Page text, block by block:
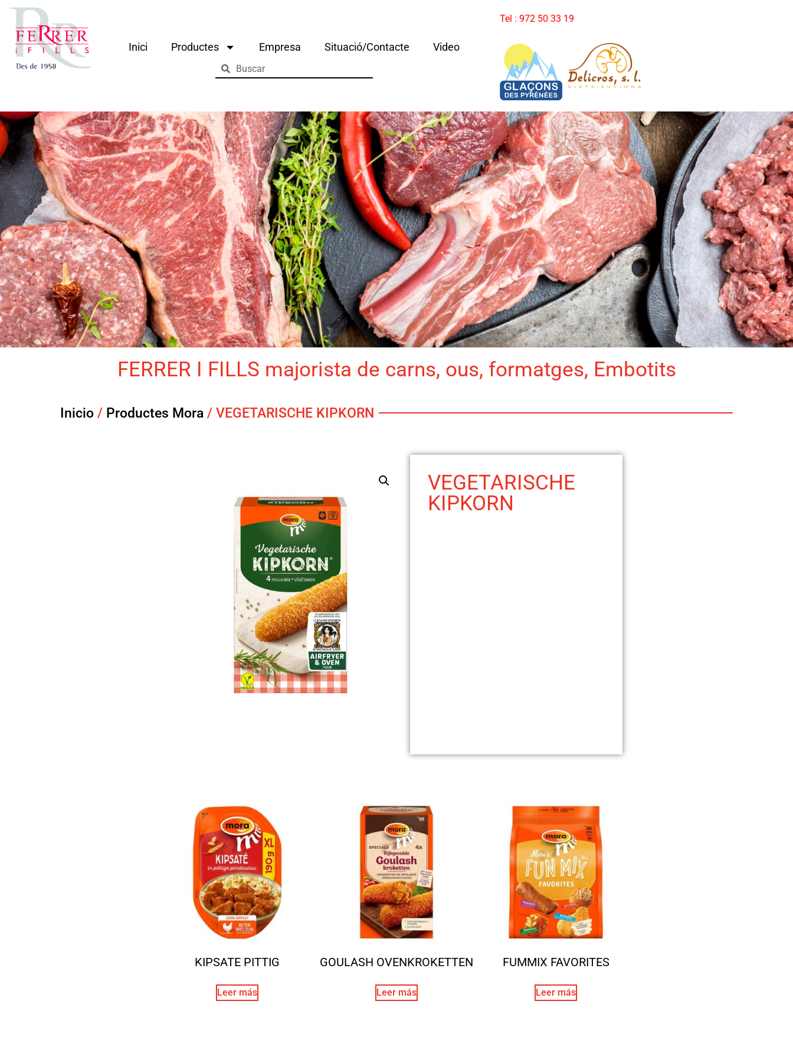
Inici Productes Empresa Situació/Contacte Video
Tel : 972 50 33 19
FERRER I FILLS majorista de carns, ous, formatges, Embotits
Inicio / Productes Mora / VEGETARISCHE KIPKORN
VEGETARISCHE
KIPKORN
KIPSATE PITTIG
Leer más
GOULASH OVENKROKETTEN
Leer más
FUMMIX FAVORITES
Leer más